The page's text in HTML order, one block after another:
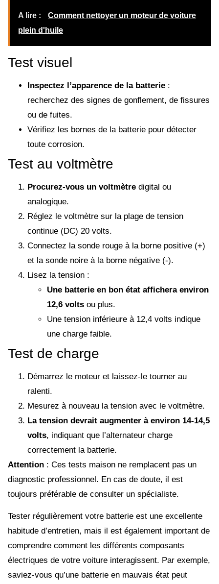
A lire :
Comment nettoyer un moteur de voiture
plein d'huile
Test visuel
Inspectez l’apparence de la batterie :
recherchez des signes de gonflement, de fissures
ou de fuites.
Vérifiez les bornes de la batterie pour détecter
toute corrosion.
Test au voltmètre
Procurez-vous un voltmètre digital ou
analogique.
Réglez le voltmètre sur la plage de tension
continue (DC) 20 volts.
Connectez la sonde rouge à la borne positive (+)
et la sonde noire à la borne négative (-).
Lisez la tension :
Une batterie en bon état affichera environ
12,6 volts ou plus.
Une tension inférieure à 12,4 volts indique
une charge faible.
Test de charge
Démarrez le moteur et laissez-le tourner au
ralenti.
Mesurez à nouveau la tension avec le voltmètre.
La tension devrait augmenter à environ 14-14,5
volts, indiquant que l’alternateur charge
correctement la batterie.
Attention : Ces tests maison ne remplacent pas un
diagnostic professionnel. En cas de doute, il est
toujours préférable de consulter un spécialiste.
Tester régulièrement votre batterie est une excellente
habitude d’entretien, mais il est également important de
comprendre comment les différents composants
électriques de votre voiture interagissent. Par exemple,
saviez-vous qu’une batterie en mauvais état peut